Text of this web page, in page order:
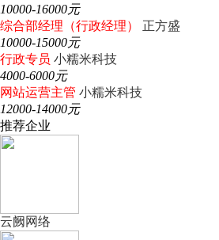
10000-16000元
综合部经理（行政经理）
正方盛
10000-15000元
行政专员 小糯米科技
4000-6000元
网站运营主管 小糯米科技
12000-14000元
推荐企业
云阙网络